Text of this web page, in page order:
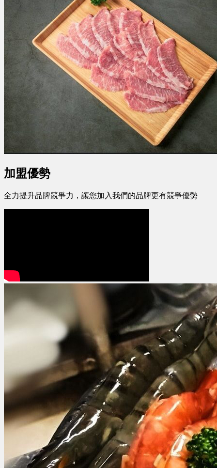
加盟優勢
全力提升品牌競爭力，讓您加入我們的品牌更有競爭優勢